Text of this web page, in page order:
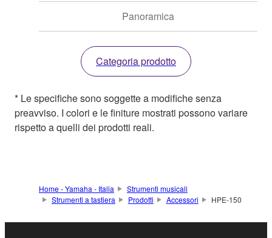
Panoramica
Categoria prodotto
* Le specifiche sono soggette a modifiche senza
preavviso. I colori e le finiture mostrati possono variare
rispetto a quelli dei prodotti reali.
Home - Yamaha - Italia
Strumenti musicali
Strumenti a tastiera
Prodotti Accessori HPE-150